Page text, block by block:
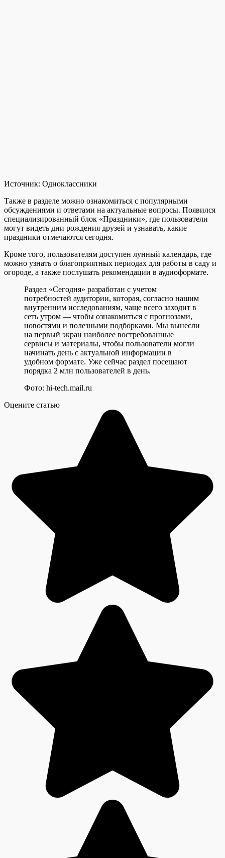
Источник: Одноклассники
Также в разделе можно ознакомиться с популярными
обсуждениями и ответами на актуальные вопросы. Появился
специализированный блок «Праздники», где пользователи
могут видеть дни рождения друзей и узнавать, какие
праздники отмечаются сегодня.
Кроме того, пользователям доступен лунный календарь, где
можно узнать о благоприятных периодах для работы в саду и
огороде, а также послушать рекомендации в аудиоформате.
Раздел «Сегодня» разработан с учетом
потребностей аудитории, которая, согласно нашим
внутренним исследованиям, чаще всего заходит в
сеть утром — чтобы ознакомиться с прогнозами,
новостями и полезными подборками. Мы вынесли
на первый экран наиболее востребованные
сервисы и материалы, чтобы пользователи могли
начинать день с актуальной информации в
удобном формате. Уже сейчас раздел посещают
порядка 2 млн пользователей в день.
Фото: hi-tech.mail.ru
Оцените статью